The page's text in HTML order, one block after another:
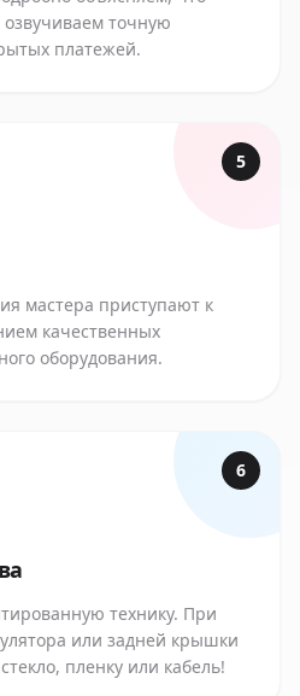
точную
платежей.
5
мастера приступают к
качественных
оборудования.
6
технику. При
или задней крышки
пленку или кабель!